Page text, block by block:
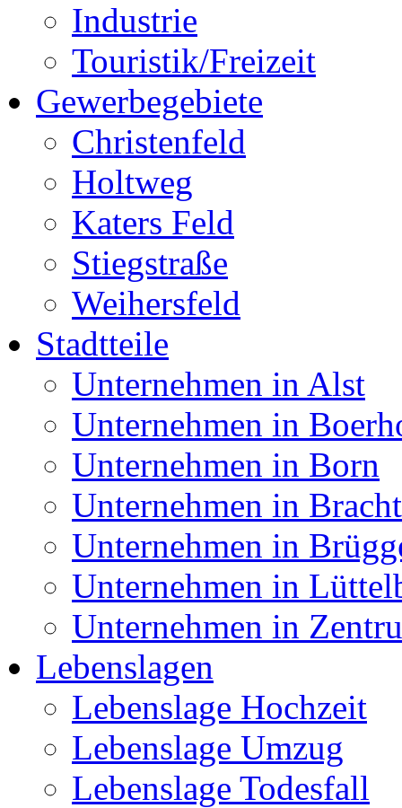
Industrie
Touristik/Freizeit
Gewerbegebiete
Christenfeld
Holtweg
Katers Feld
Stiegstraße
Weihersfeld
Stadtteile
Unternehmen in Alst
Unternehmen in
Unternehmen in Born
Unternehmen in Bracht
Unternehmen in
Unternehmen in
Unternehmen in
Lebenslagen
Lebenslage Hochzeit
Lebenslage Umzug
Lebenslage Todesfall